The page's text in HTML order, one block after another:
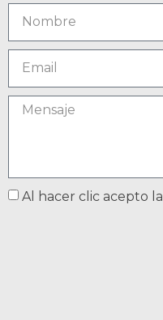
Al hacer clic acepto la